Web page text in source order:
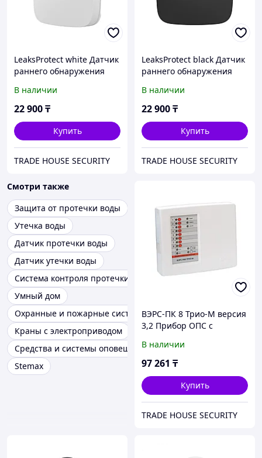
LeaksProtect white Датчик
раннего обнаружения
В наличии
22 900₸
Купить
TRADE HOUSE SECURITY
LeaksProtect black Датчик
раннего обнаружения
В наличии
22 900₸
Купить
TRADE HOUSE SECURITY
Смотри также
Защита от протечки воды
Утечка воды
Датчик протечки воды
Датчик утечки воды
Система контроля протечки воды
Умный дом
Охранные и пожарные системы
Краны с электроприводом
Средства и системы оповещения и охранно-пожарной
Stemax
ВЭРС-ПК 8 Трио-М версия
3,2 Прибор ОПС с
В наличии
97 261 ₸
Купить
TRADE HOUSE SECURITY